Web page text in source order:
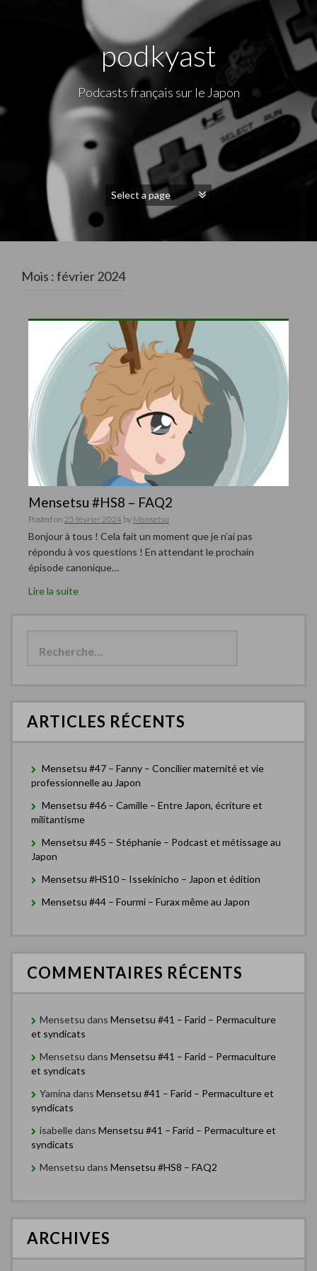
podkyast
Podcasts français sur le Japon
Mois : février 2024
Mensetsu #HS8 – FAQ2
Posted on 25 février 2024 by Mensetsu
Bonjour à tous ! Cela fait un moment que je n’ai pas
répondu à vos questions ! En attendant le prochain
épisode canonique…
Lire la suite
h
ARTICLES RÉCENTS
Mensetsu #47 – Fanny – Concilier maternité et vie
professionnelle au Japon
Mensetsu #46 – Camille – Entre Japon, écriture et
militantisme
Mensetsu #45 – Stéphanie – Podcast et métissage au
Japon
Mensetsu #HS10 – Issekinicho – Japon et édition
Mensetsu #44 – Fourmi – Furax même au Japon
COMMENTAIRES RÉCENTS
Mensetsu dans Mensetsu #41 – Farid – Permaculture
et syndicats
Mensetsu dans Mensetsu #41 – Farid – Permaculture
et syndicats
Yamina dans Mensetsu #41 – Farid – Permaculture et
syndicats
isabelledans Mensetsu #41 – Farid – Permaculture et
syndicats
Mensetsu dans Mensetsu #HS8 – FAQ2
ARCHIVES